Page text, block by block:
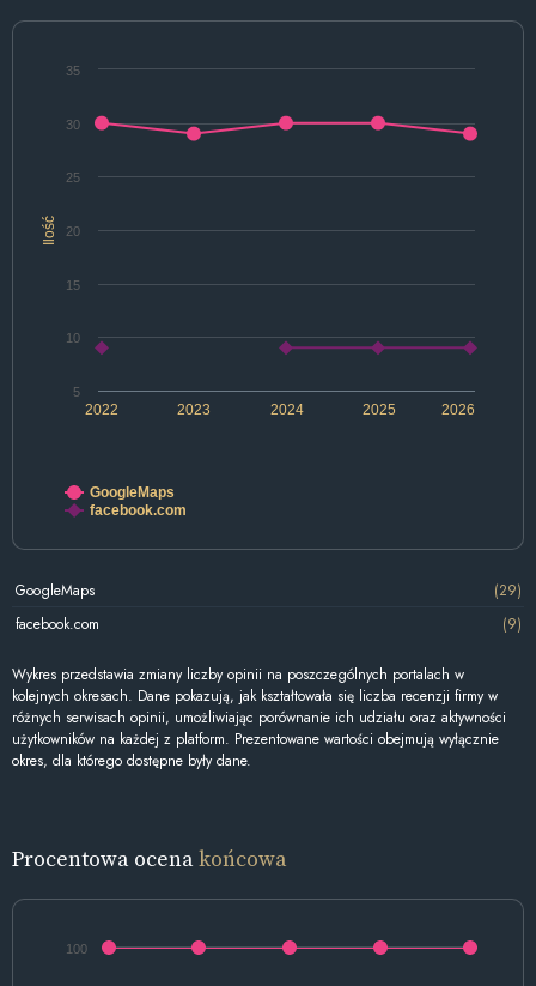
Ilość
2022 2024 2026
2023 2025
5
10
15
20
25
30
35
GoogleMaps
facebook.com
GoogleMaps
(29)
facebook.com
(9)
Wykres przedstawia zmiany liczby opinii na poszczególnych portalach w
kolejnych okresach. Dane pokazują, jak kształtowała się liczba recenzji firmy w
różnych serwisach opinii, umożliwiając porównanie ich udziału oraz aktywności
użytkowników na każdej z platform. Prezentowane wartości obejmują wyłącznie
okres, dla którego dostępne były dane.
Procentowa ocenakońcowa
100